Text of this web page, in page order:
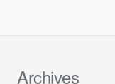
Archives